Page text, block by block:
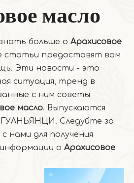
масло
больше о Арахисовое
статьи предоставят вам
Эти новости - это
ситуация, тренд в
с ним советы
масло. Выпускаются
Следуйте за
нами для получения
о Арахисовое